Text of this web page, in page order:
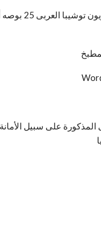
وقد تسلمتها من زوجتى